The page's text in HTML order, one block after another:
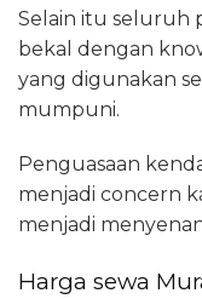
Selain itu seluruh
bekal dengan
yang digunakan
mumpuni.
Penguasaan
menjadi concern
menjadi
Harga sewa